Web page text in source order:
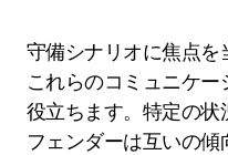
守備シナリオに焦点を
これらのコミュニケ
役立ちます。特定の状
フェンダーは互いの